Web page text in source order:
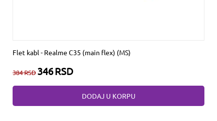
Flet kabl - Realme C35 (main flex) (MS)
384RSD 346RSD
DODAJ U KORPU